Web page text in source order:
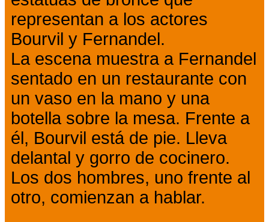
representan a los actores
Bourvil y Fernandel.
La escena muestra a Fernandel
sentado en un restaurante con
un vaso en la mano y una
botella sobre la mesa. Frente a
él, Bourvil está de pie. Lleva
delantal y gorro de cocinero.
Los dos hombres, uno frente al
otro, comienzan a hablar.